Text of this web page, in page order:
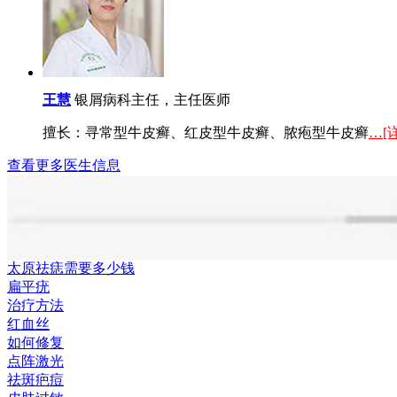
王慧 银屑病科主任，主任医师
擅长：寻常型牛皮癣、红皮型牛皮癣、脓疱型牛皮癣…[
查看更多医生信息
太原祛痣需要多少钱
扁平疣
治疗方法
红血丝
如何修复
点阵激光
祛斑疤痘